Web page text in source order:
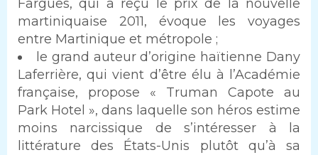
Fargues, qui a reçu le prix de la nouvelle
martiniquaise 2011, évoque les voyages
entre Martinique et métropole ;
le grand auteur d’origine haïtienne Dany
Laferrière, qui vient d’être élu à l’Académie
française, propose « Truman Capote au
Park Hotel », dans laquelle son héros estime
moins narcissique de s’intéresser à la
littérature des États-Unis plutôt qu’à sa